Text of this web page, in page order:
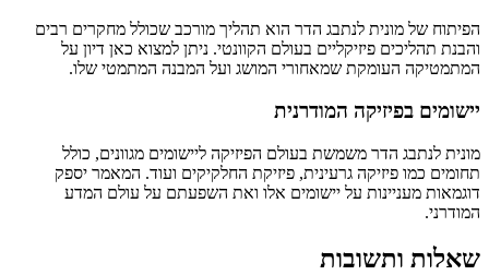
הפיתוח של מונית לנתבג הדר הוא תהליך מורכב שכולל מחקרים רבים
והבנת תהליכים פיזיקליים בעולם הקוונטי. ניתן למצוא כאן דיון על
המתמטיקה העומקת שמאחורי המושג ועל המבנה המתמטי שלו.
יישומים בפיזיקה המודרנית
מונית לנתבג הדר משמשת בעולם הפיזיקה ליישומים מגוונים, כולל
תחומים כמו פיזיקה גרעינית, פיזיקת החלקיקים ועוד. המאמר יספק
דוגמאות מעניינות על יישומים אלו ואת השפעתם על עולם המדע
המודרני.
שאלות ותשובות